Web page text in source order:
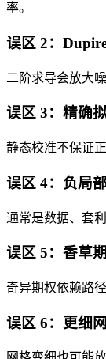
率。
误区 2：
二阶求导会放大
误区 3：精确
静态校准不保证
误区 4：负局
通常是数据、套
误区 5：香草
奇异期权依赖路
误区 6：更细